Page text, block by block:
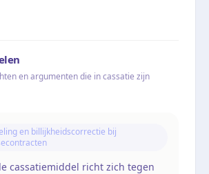
en argumenten die in cassatie zijn
en billijkheidscorrectie bij
cassatiemiddel richt zich tegen